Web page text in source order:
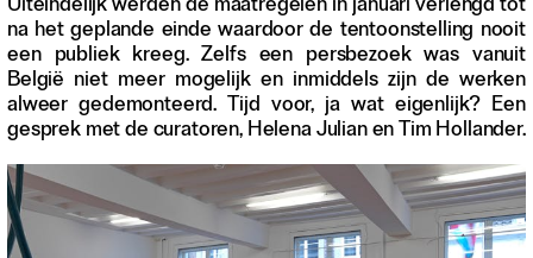
Instagram
Facebook
Uiteindelijk werden de maatregelen in januari verlengd tot
na het geplande einde waardoor de tentoonstelling nooit
een publiek kreeg. Zelfs een persbezoek was vanuit
België niet meer mogelijk en inmiddels zijn de werken
alweer gedemonteerd. Tijd voor, ja wat eigenlijk? Een
gesprek met de curatoren, Helena Julian en Tim Hollander.